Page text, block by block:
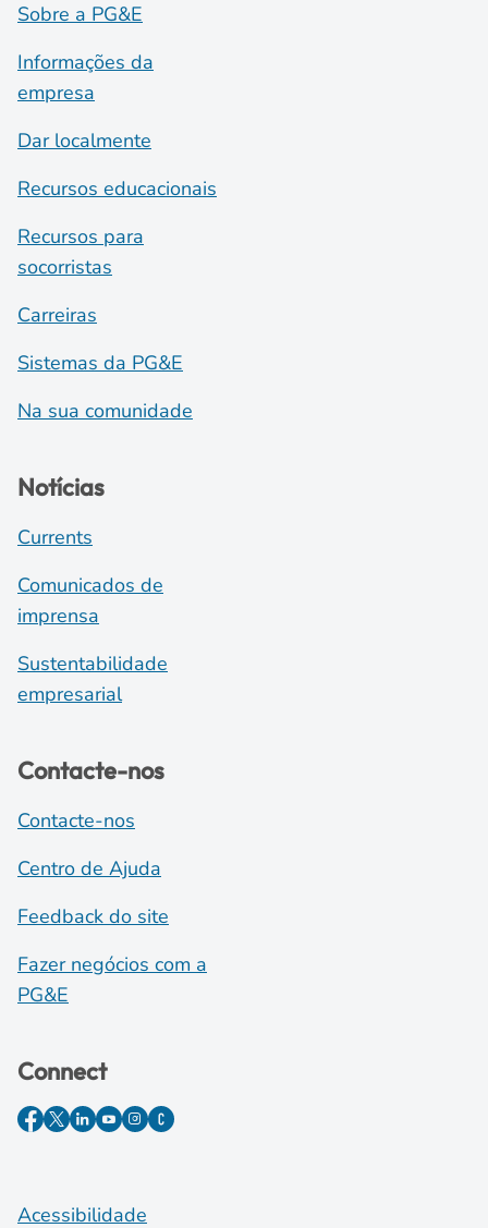
Sobre a PG&E
Informações da
empresa
Dar localmente
Recursos educacionais
Recursos para
socorristas
Carreiras
Sistemas da PG&E
Na sua comunidade
Notícias
Currents
Comunicados de
imprensa
Sustentabilidade
empresarial
Contacte-nos
Contacte-nos
Centro de Ajuda
Feedback do site
Fazer negócios com a
PG&E
Connect
Acessibilidade